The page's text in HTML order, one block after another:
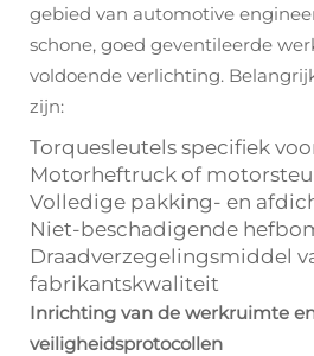
gebied van automotive
schone, goed geventileerde
voldoende verlichting.
zijn:
Torquesleutels specifiek
Motorheftruck of
Volledige pakking- en
Niet-beschadigende
Draadverzegelingsmiddel
fabrikantskwaliteit
Inrichting van de werkruimte
veiligheidsprotocollen